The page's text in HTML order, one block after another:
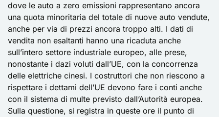
dove le auto a zero emissioni rappresentano ancora
una quota minoritaria del totale di nuove auto vendute,
anche per via di prezzi ancora troppo alti. I dati di
vendita non esaltanti hanno una ricaduta anche
sull’intero settore industriale europeo, alle prese,
nonostante i dazi voluti dall’UE, con la concorrenza
delle elettriche cinesi. I costruttori che non riescono a
rispettare i dettami dell’UE devono fare i conti anche
con il sistema di multe previsto dall’Autorità europea.
Sulla questione, si registra in queste ore il punto di